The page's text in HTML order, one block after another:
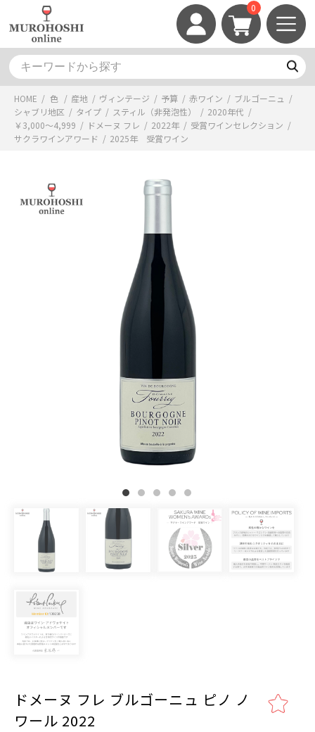
0
HOME / 色 / 産地 / ヴィンテージ / 予算 / 赤ワイン / ブルゴーニュ /
シャブリ地区 / タイプ / スティル（非発泡性） / 2020年代 /
￥3,000～4,999 / ドメーヌ フレ / 2022年 / 受賞ワインセレクション /
サクラワインアワード / 2025年 受賞ワイン
ドメーヌ フレ ブルゴーニュ ピノ ノ
ワール 2022